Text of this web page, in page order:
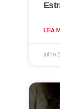
LEIA
julho